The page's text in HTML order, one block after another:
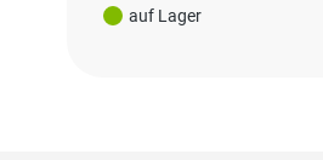
auf Lager